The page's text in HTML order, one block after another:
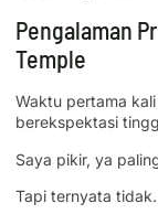
Pengalaman
Temple
Waktu pertama
berekspektasi
Saya pikir, ya
Tapi ternyata tidak.